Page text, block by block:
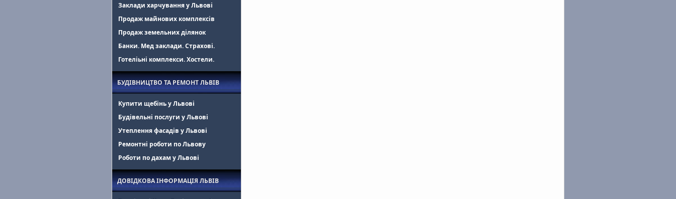
Заклади харчування у Львові
Продаж майнових комплексів
Продаж земельних ділянок
Банки. Мед заклади. Страхові.
Готеліьні комплекси. Хостели.
БУДІВНИЦТВО ТА РЕМОНТ ЛЬВІВ
Купити щебінь у Львові
Будівельні послуги у Львові
Утеплення фасадів у Львові
Ремонтні роботи по Львову
Роботи по дахам у Львові
ДОВІДКОВА ІНФОРМАЦІЯ ЛЬВІВ